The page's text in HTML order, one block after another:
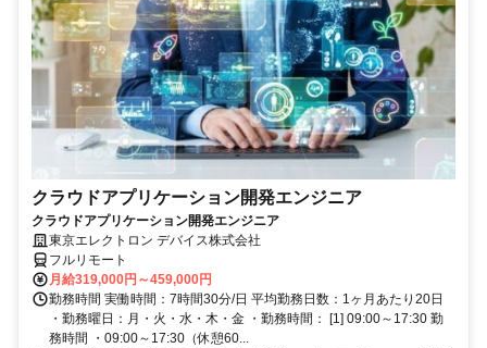
クラウドアプリケーション開発エンジニア
クラウドアプリケーション開発エンジニア
東京エレクトロン デバイス株式会社
フルリモート
月給319,000円～459,000円
勤務時間 実働時間：7時間30分/日 平均勤務日数：1ヶ月あたり20日
・勤務曜日：月・火・水・木・金 ・勤務時間： [1] 09:00～17:30 勤
務時間 ・09:00～17:30（休憩60...